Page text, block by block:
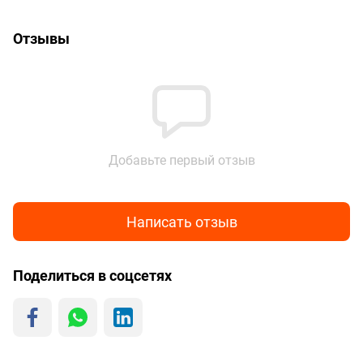
Отзывы
Добавьте первый отзыв
Написать отзыв
Поделиться в соцсетях